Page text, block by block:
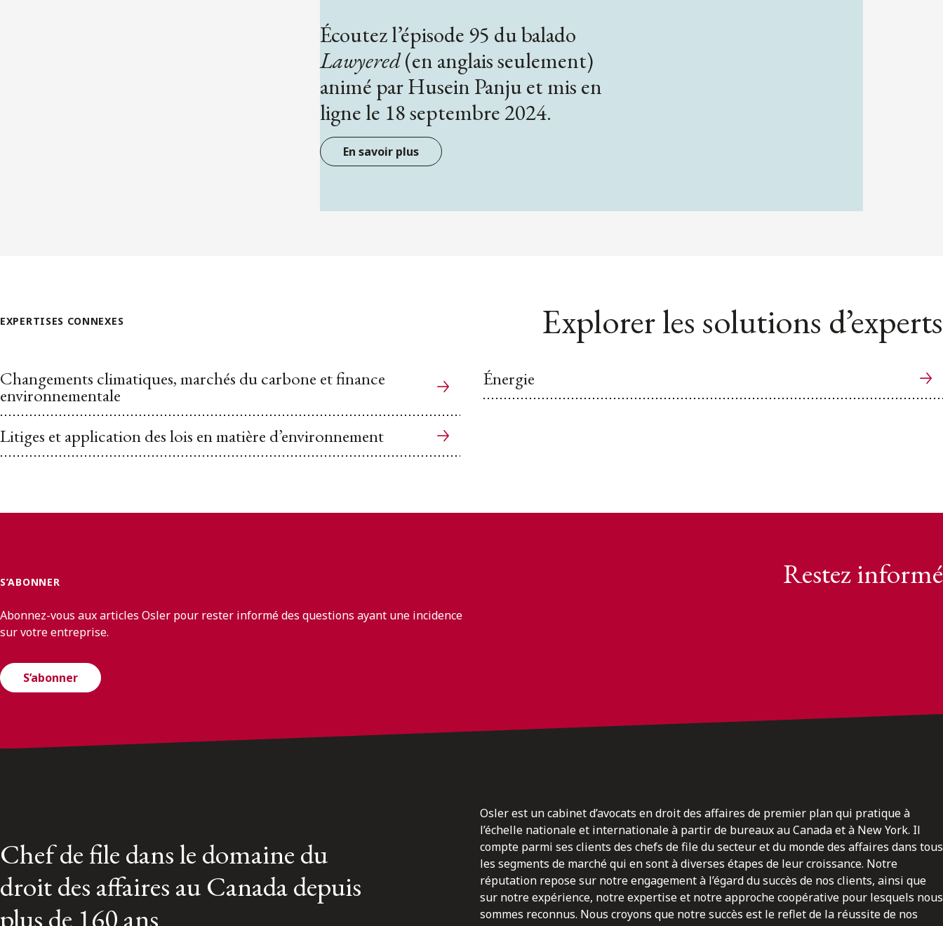
Écoutez l’épisode 95 du balado
Lawyered(en anglais seulement)
animé par Husein Panju et mis en
ligne le 18 septembre 2024.
En savoir plus
EXPERTISES CONNEXES Explorer les solutions d’experts
Changements climatiques, marchés du carbone et finance
environnementale
Énergie
Litiges et application des lois en matière d’environnement
S’ABONNER Restez informé
Abonnez-vous aux articles Osler pour rester informé des questions ayant une incidence
sur votre entreprise.
S’abonner
Chef de file dans le domaine du
droit des affaires au Canada depuis
plus de 160 ans
Osler est un cabinet d’avocats en droit des affaires de premier plan qui pratique à
l’échelle nationale et internationale à partir de bureaux au Canada et à New York. Il
compte parmi ses clients des chefs de file du secteur et du monde des affaires dans tous
les segments de marché qui en sont à diverses étapes de leur croissance. Notre
réputation repose sur notre engagement à l’égard du succès de nos clients, ainsi que
sur notre expérience, notre expertise et notre approche coopérative pour lesquels nous
sommes reconnus. Nous croyons que notre succès est le reflet de la réussite de nos